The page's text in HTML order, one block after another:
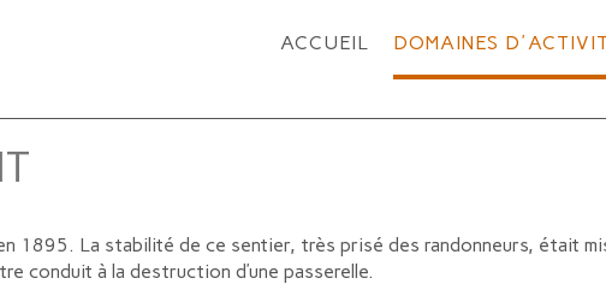
ACCUEIL DOMAINES
1895. La stabilité de ce sentier, très prisé des randonneurs, était
conduit à la destruction d’une passerelle.